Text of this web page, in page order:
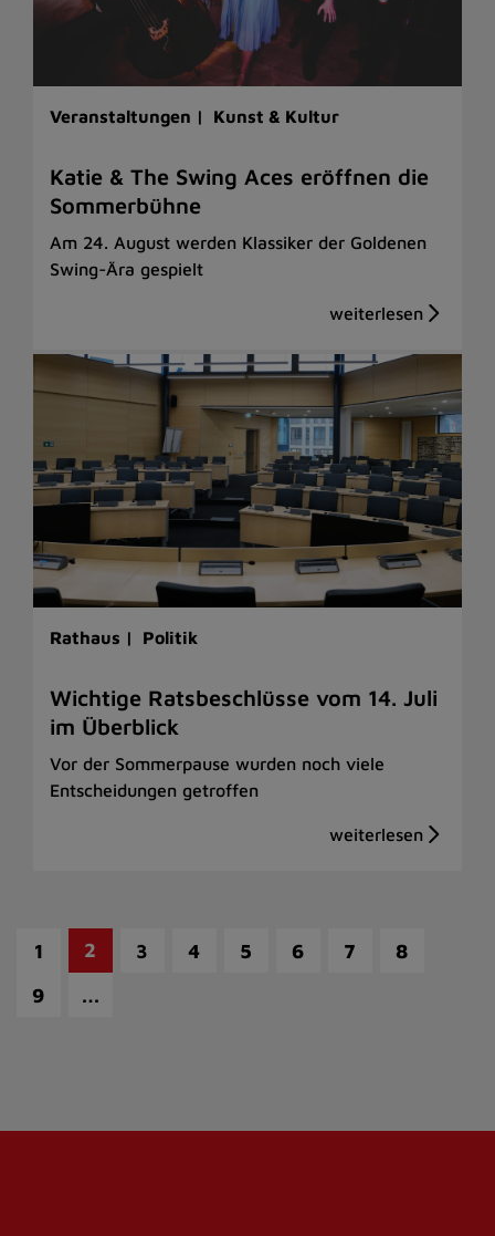
Veranstaltungen | Kunst & Kultur
Katie & The Swing Aces eröffnen die
Sommerbühne
Am 24. August werden Klassiker der Goldenen
Swing-Ära gespielt
Rathaus | Politik
Wichtige Ratsbeschlüsse vom 14. Juli
im Überblick
Vor der Sommerpause wurden noch viele
Entscheidungen getroffen
1 2 3 4 5 6 7
8
9
…